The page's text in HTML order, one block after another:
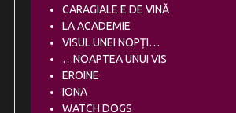
CARAGIALE E DE VINĂ
LA ACADEMIE
VISUL UNEI NOPȚI…
…NOAPTEA UNUI VIS
EROINE
IONA
WATCH DOGS